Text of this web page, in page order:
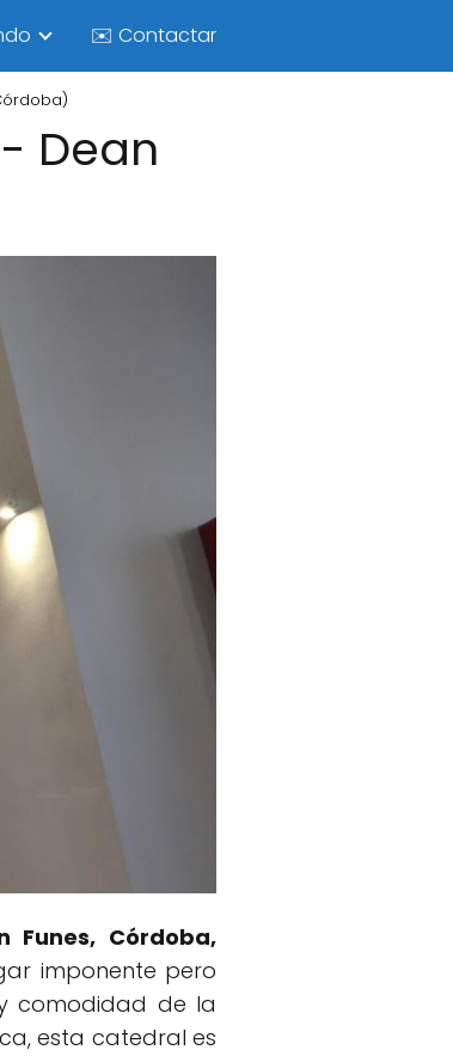
✉️ Contactar
Dean
Funes, Córdoba,
imponente pero
comodidad de la
esta catedral es